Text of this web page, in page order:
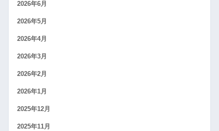
2026年6月
2026年5月
2026年4月
2026年3月
2026年2月
2026年1月
2025年12月
2025年11月